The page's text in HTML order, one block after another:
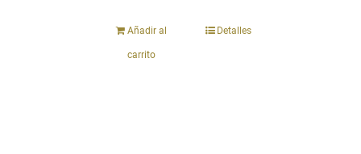
Añadir al
carrito
Detalles